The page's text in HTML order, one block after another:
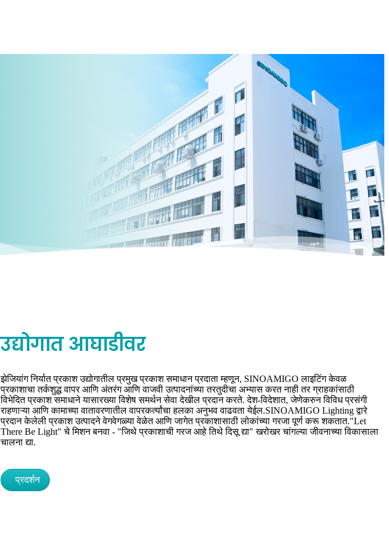
उद्योगात आघाडीवर
झेजियांग निर्यात प्रकाश उद्योगातील प्रमुख प्रकाश समाधान प्रदाता म्हणून, SINOAMIGO लाइटिंग केवळ
प्रकाशाचा तर्कशुद्ध वापर आणि अंतरंग आणि वाजवी उत्पादनांच्या तरतुदीचा अभ्यास करत नाही तर ग्राहकांसाठी
विभेदित प्रकाश समाधाने यासारख्या विशेष समर्थन सेवा देखील प्रदान करते. देश-विदेशात, जेणेकरुन विविध प्रसंगी
राहणाऱ्या आणि कामाच्या वातावरणातील वापरकर्त्यांचा हलका अनुभव वाढवता येईल.SINOAMIGO Lighting द्वारे
प्रदान केलेली प्रकाश उत्पादने वेगवेगळ्या वेळेत आणि जागेत प्रकाशासाठी लोकांच्या गरजा पूर्ण करू शकतात."Let
There Be Light" चे मिशन बनवा - "जिथे प्रकाशाची गरज आहे तिथे दिसू द्या" खरोखर चांगल्या जीवनाच्या विकासाला
चालना द्या.
प्रदर्शन